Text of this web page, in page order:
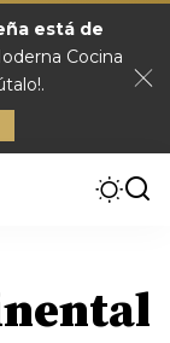
está de
Cocina